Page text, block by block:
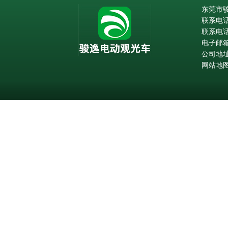
东莞市
联系电
联系电
电子邮
公司地
网站地